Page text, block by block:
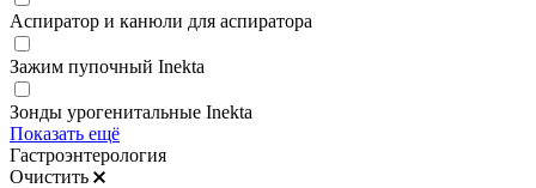
Аспиратор и канюли для аспиратора
Зажим пупочный Inekta
Зонды урогенитальные Inekta
Показать ещё
Гастроэнтерология
Очистить